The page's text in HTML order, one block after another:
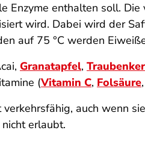
enthalten soll.
wird. Dabei wird der
auf 75 °C werden
Granatapfel,
(Vitamin C, Folsäure
auch wenn
erlaubt.